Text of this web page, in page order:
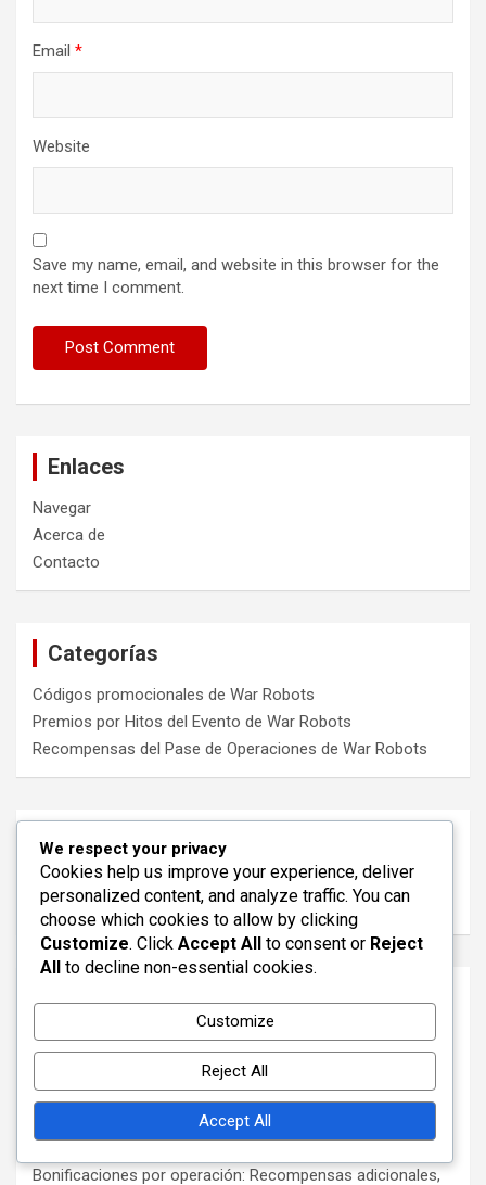
Email *
Website
Save my name, email, and website in this browser for the
next time I comment.
Enlaces
Navegar
Acerca de
Contacto
Categorías
Códigos promocionales de War Robots
Premios por Hitos del Evento de War Robots
Recompensas del Pase de Operaciones de War Robots
Buscar
S
e
a
c
Publicaciones recientes
Premios de Evento por Tiempo Limitado: Especificaciones
del evento, Elegibilidad, Recompensas únicas
Recompensas de tokens: Ganar tokens, Estrategias de
uso, Consejos de colección
Bonificaciones por operación: Recompensas adicionales,
We respect your privacy
Cookies help us improve your experience, deliver
personalized content, and analyze traffic. You can
choose which cookies to allow by clicking
Customize. Click Accept All to consent or Reject
All to decline non-essential cookies.
Customize
Reject All
Accept All